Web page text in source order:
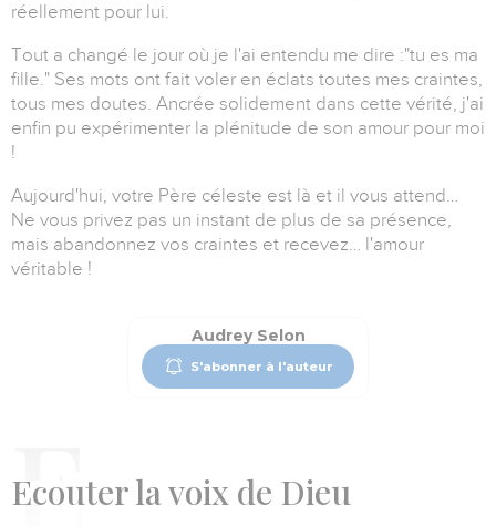
réellement pour lui.
Tout a changé le jour où je l'ai entendu me dire :"tu es ma
fille." Ses mots ont fait voler en éclats toutes mes craintes,
tous mes doutes. Ancrée solidement dans cette vérité, j'ai
enfin pu expérimenter la plénitude de son amour pour moi
!
Aujourd'hui, votre Père céleste est là et il vous attend…
Ne vous privez pas un instant de plus de sa présence,
mais abandonnez vos craintes et recevez… l'amour
véritable !
Audrey Selon
S'abonner à l'auteur
Ecouter la voix de Dieu